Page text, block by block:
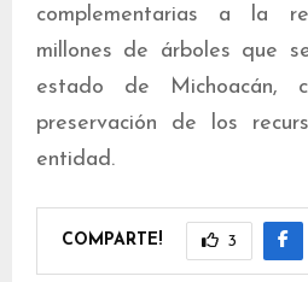
complementarias a la
millones de árboles que
estado de Michoacán,
preservación de los
entidad.
COMPARTE! 3